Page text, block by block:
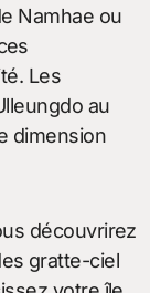
Namhae ou
Les
au
dimension
découvrirez
gratte-ciel